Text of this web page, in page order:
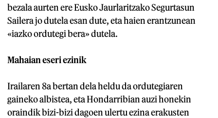
bezala aurten ere Eusko Jaurlaritzako Segurtasun
Sailera jo dutela esan dute, eta haien erantzunean
«iazko ordutegi bera» dutela.
Mahaian eseri ezinik
Irailaren 8a bertan dela heldu da ordutegiaren
gaineko albistea, eta Hondarribian auzi honekin
oraindik bizi-bizi dagoen ulertu ezina erakusten